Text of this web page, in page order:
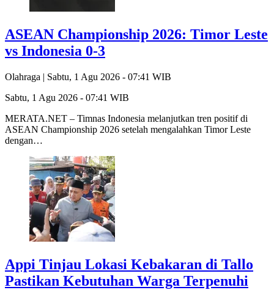
ASEAN Championship 2026: Timor Leste
vs Indonesia 0-3
Olahraga | Sabtu, 1 Agu 2026 - 07:41 WIB
Sabtu, 1 Agu 2026 - 07:41 WIB
MERATA.NET – Timnas Indonesia melanjutkan tren positif di
ASEAN Championship 2026 setelah mengalahkan Timor Leste
dengan…
Appi Tinjau Lokasi Kebakaran di Tallo
Pastikan Kebutuhan Warga Terpenuhi